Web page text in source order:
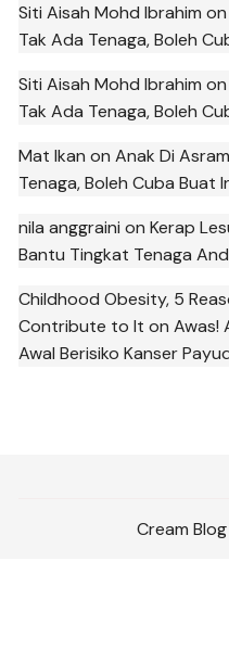
Siti Aisah Mohd Ibrahim
Tak Ada Tenaga, Boleh
Siti Aisah Mohd Ibrahim
Tak Ada Tenaga, Boleh
Mat Ikan onAnak Di
Tenaga, Boleh Cuba Buat
nila anggraini onKerap
Bantu Tingkat Tenaga
Childhood Obesity, 5
Contribute to It onAwas!
Awal Berisiko Kanser
Cream